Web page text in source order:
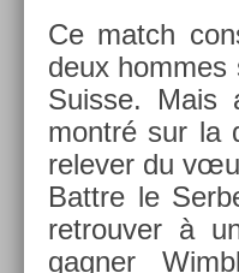
Ce match
deux hom­mes
Suis­se.
montré sur la
re­lev­er du
Battre le
retro­uv­er à
gagn­er